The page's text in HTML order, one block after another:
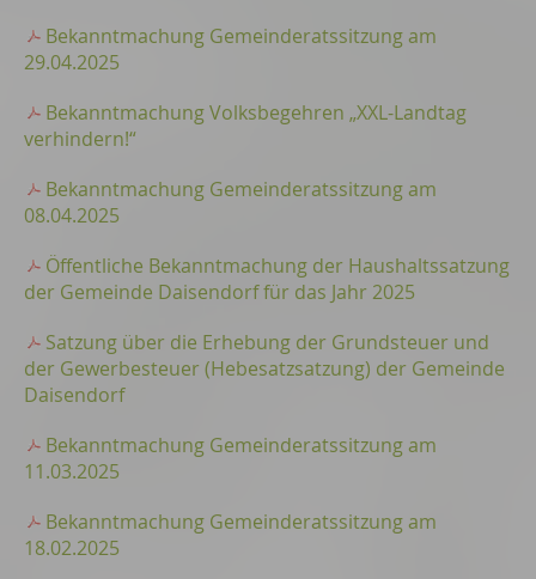
Bekanntmachung Gemeinderatssitzung am
29.04.2025
Bekanntmachung Volksbegehren „XXL-Landtag
verhindern!“
Bekanntmachung Gemeinderatssitzung am
08.04.2025
Öffentliche Bekanntmachung der Haushaltssatzung
der Gemeinde Daisendorf für das Jahr 2025
Satzung über die Erhebung der Grundsteuer und
der Gewerbesteuer (Hebesatzsatzung) der Gemeinde
Daisendorf
Bekanntmachung Gemeinderatssitzung am
11.03.2025
Bekanntmachung Gemeinderatssitzung am
18.02.2025